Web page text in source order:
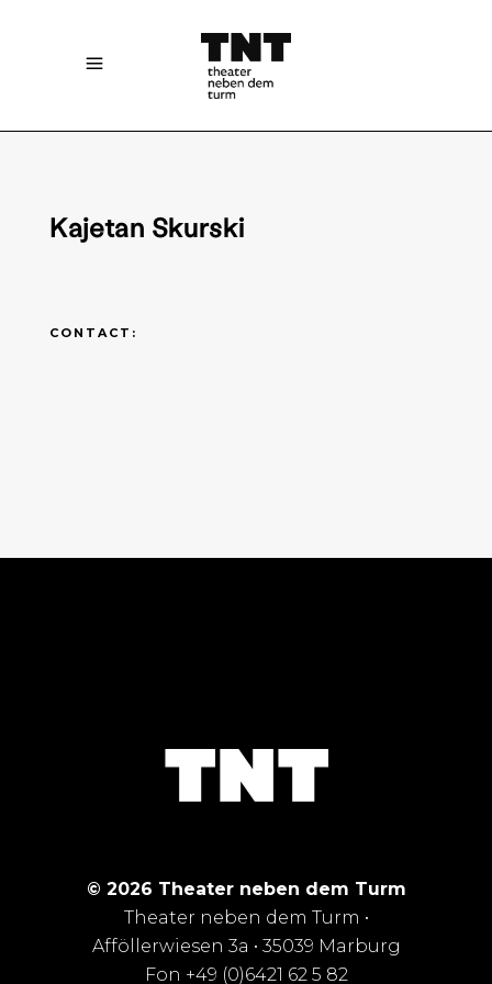
Kajetan Skurski
CONTACT:
© 2026 Theater neben dem Turm
Theater neben dem Turm •
Afföllerwiesen 3a • 35039 Marburg
Fon +49 (0)6421 62 5 82